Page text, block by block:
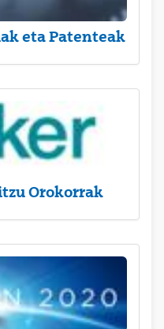
eta Patenteak
Orokorrak